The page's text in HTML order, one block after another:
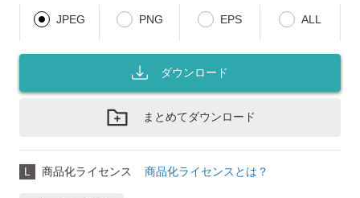
JPEG PNG EPS ALL
ダウンロード
まとめてダウンロード
L 商品化ライセンス 商品化ライセンスとは？